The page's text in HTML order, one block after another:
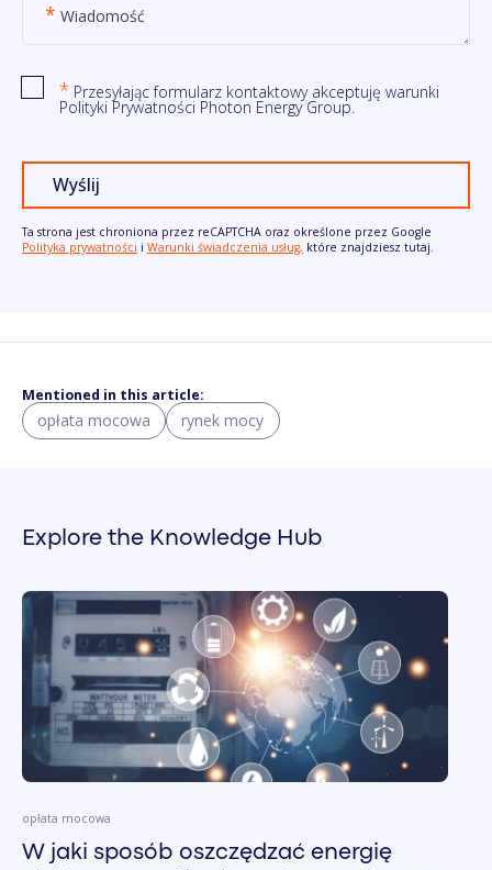
* Wiadomość
* Przesyłając formularz kontaktowy akceptuję warunki
Polityki Prywatności Photon Energy Group.
Wyślij
Ta strona jest chroniona przez reCAPTCHA oraz określone przez Google
Polityka prywatności i Warunki świadczenia usług, które znajdziesz tutaj.
Mentioned in this article:
opłata mocowa rynek mocy
Explore the Knowledge Hub
opłata mocowa
W jaki sposób oszczędzać energię